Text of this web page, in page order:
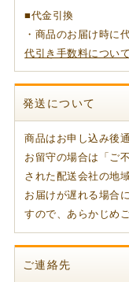
■代金引換
・商品のお届け時に
代引き手数料につい
発送について
商品はお申し込み後
お留守の場合は「ご
された配送会社の地
お届けが遅れる場合
すので、あらかじめ
ご連絡先